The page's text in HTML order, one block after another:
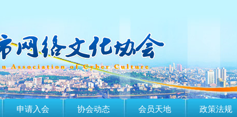
申请入会 协会动态 会员天地 政策法规